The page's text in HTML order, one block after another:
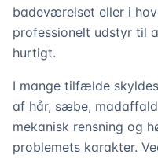
badeværelset eller i
professionelt udstyr til
hurtigt.
I mange tilfælde
af hår, sæbe,
mekanisk rensning og
problemets karakter.